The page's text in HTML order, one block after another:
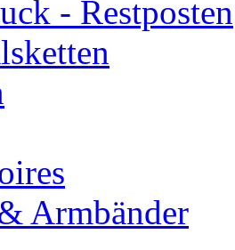
- Restposten
Armbänder